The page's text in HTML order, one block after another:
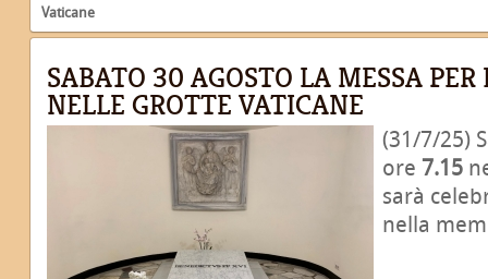
Vaticane
SABATO 30 AGOSTO LA MESSA
NELLE GROTTE VATICANE
(31/7/25)
ore 7.15
sarà
nella